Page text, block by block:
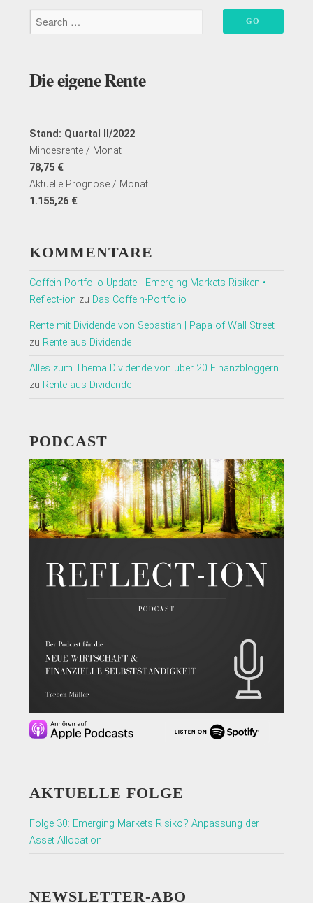
Die eigene Rente
Stand: Quartal II/2022
Mindesrente / Monat
78,75 €
Aktuelle Prognose / Monat
1.155,26 €
KOMMENTARE
Coffein Portfolio Update - Emerging Markets Risiken •
Reflect-ion zu Das Coffein-Portfolio
Rente mit Dividende von Sebastian | Papa of Wall Street
zu Rente aus Dividende
Alles zum Thema Dividende von über 20 Finanzbloggern
zu Rente aus Dividende
PODCAST
AKTUELLE FOLGE
Folge 30: Emerging Markets Risiko? Anpassung der
Asset Allocation
NEWSLETTER-ABO